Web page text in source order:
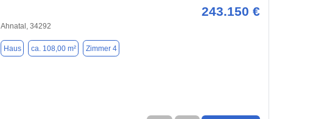
243.150 €
Ahnatal, 34292
Haus ca. 108,00 m² Zimmer 4